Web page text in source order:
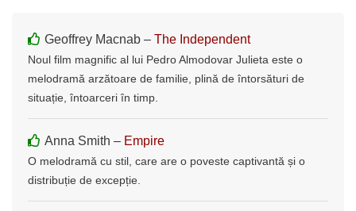
Geoffrey Macnab – The Independent
Noul film magnific al lui Pedro Almodovar Julieta este o
melodramă arzătoare de familie, plină de întorsături de
situație, întoarceri în timp.
Anna Smith – Empire
O melodramă cu stil, care are o poveste captivantă și o
distribuție de excepție.